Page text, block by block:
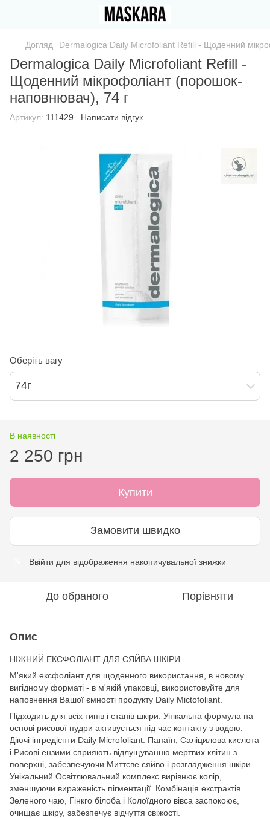
Догляд Dermalogica Daily Microfoliant Refill - Щоденний
Dermalogica Daily Microfoliant Refill -
Щоденний мікрофоліант (порошок-
наповнювач), 74 г
Артикул: 111429 Написати відгук
Оберіть вагу
74г
В наявності
2 250 грн
Купити
Замовити швидко
Ввійти для відображення накопичувальної знижки
До обраного Порівняти
Опис
НІЖНИЙ ЕКСФОЛІАНТ ДЛЯ СЯЙВА ШКІРИ
М'який ексфоліант для щоденного використання, в новому
вигідному форматі - в м'якій упаковці, використовуйте для
наповнення Вашої ємності продукту Daily Mictofoliant.
Підходить для всіх типів і станів шкіри. Унікальна формула на
основі рисової пудри активується під час контакту з водою.
Діючі інгредієнти Daily Microfoliant: Папаїн, Саліцилова кислота
і Рисові ензими сприяють відлущуванню мертвих клітин з
поверхні, забезпечуючи Миттєве сяйво і розгладження шкіри.
Унікальний Освітлювальний комплекс вирівнює колір,
зменшуючи вираженість пігментації. Комбінація екстрактів
Зеленого чаю, Гінкго білоба і Колоїдного вівса заспокоює,
очищає шкіру, забезпечує відчуття свіжості.